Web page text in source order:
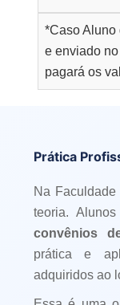
*Caso Aluno
e enviado
pagará os
Prática
Na
teoria.
convênios
prática e
adquiridos ao